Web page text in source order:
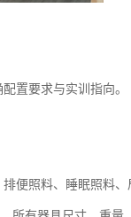
置要求与实训指向。
便照料、睡眠照料